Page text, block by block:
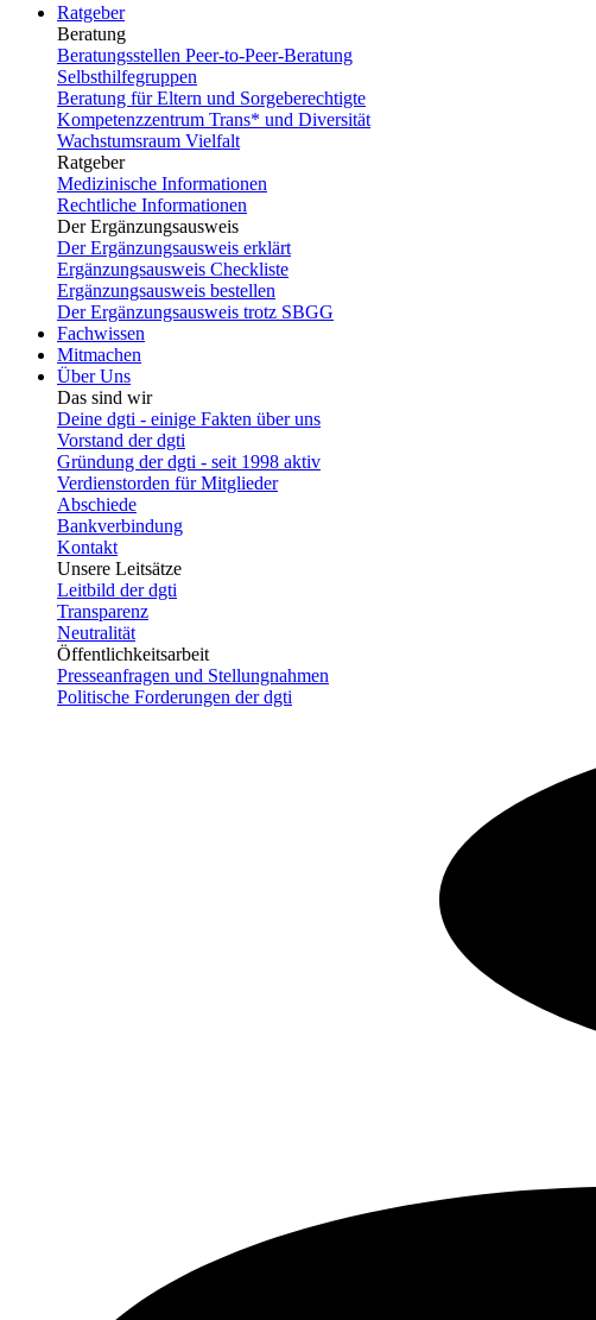
Ratgeber
Beratung
Beratungsstellen Peer-to-Peer-Beratung
Selbsthilfegruppen
Beratung für Eltern und Sorgeberechtigte
Kompetenzzentrum Trans* und Diversität
Wachstumsraum Vielfalt
Ratgeber
Medizinische Informationen
Rechtliche Informationen
Der Ergänzungsausweis
Der Ergänzungsausweis erklärt
Ergänzungsausweis Checkliste
Ergänzungsausweis bestellen
Der Ergänzungsausweis trotz SBGG
Fachwissen
Mitmachen
Über Uns
Das sind wir
Deine dgti - einige Fakten über uns
Vorstand der dgti
Gründung der dgti - seit 1998 aktiv
Verdienstorden für Mitglieder
Abschiede
Bankverbindung
Kontakt
Unsere Leitsätze
Leitbild der dgti
Transparenz
Neutralität
Öffentlichkeitsarbeit
Presseanfragen und Stellungnahmen
Politische Forderungen der dgti